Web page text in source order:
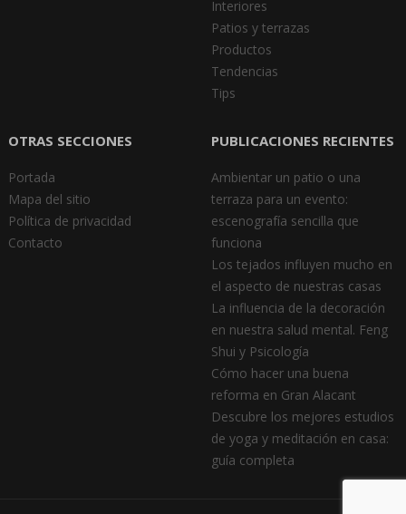
Interiores
Patios y terrazas
Productos
Tendencias
Tips
OTRAS SECCIONES
Portada
Mapa del sitio
Política de privacidad
Contacto
PUBLICACIONES RECIENTES
Ambientar un patio o una
terraza para un evento:
escenografía sencilla que
funciona
Los tejados influyen mucho en
el aspecto de nuestras casas
La influencia de la decoración
en nuestra salud mental. Feng
Shui y Psicología
Cómo hacer una buena
reforma en Gran Alacant
Descubre los mejores estudios
de yoga y meditación en casa:
guía completa